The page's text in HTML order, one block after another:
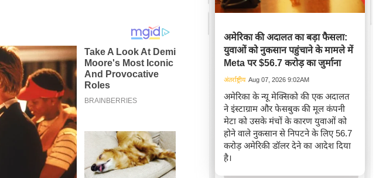
अमेरिका की अदालत का बड़ा फैसला:
युवाओं को नुकसान पहुंचाने के मामले में
Meta पर $56.7 करोड़ का जुर्माना
अंतर्राष्ट्रीय Aug 07, 2026 9:02AM
अमेरिका के न्यू मेक्सिको की एक अदालत
ने इंस्टाग्राम और फेसबुक की मूल कंपनी
मेटा को उसके मंचों के कारण युवाओं को
होने वाले नुकसान से निपटने के लिए 56.7
करोड़ अमेरिकी डॉलर देने का आदेश दिया
है।